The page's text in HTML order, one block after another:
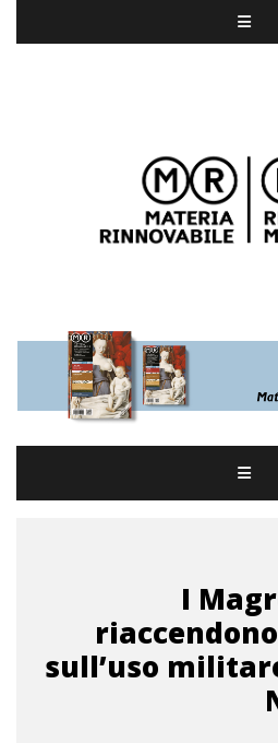
I
sull’uso